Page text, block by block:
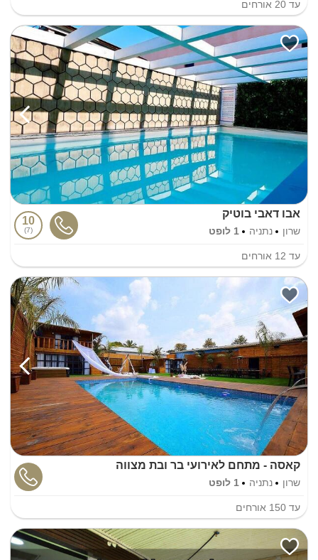
עד 20 אורחים
אבו דאבי בוטיק
שרון נתניה 1 לופט
10
7
עד 12 אורחים
קאסה - מתחם לאירועי בר ובת מצווה
שרון נתניה 1 לופט
עד 150 אורחים